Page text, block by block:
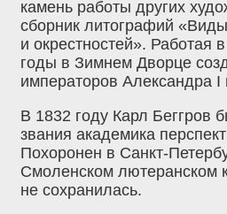
камень работы других
сборник литографий
и окрестностей». Работая
годы в Зимнем Дворце
императоров Александра I
В 1832 году Карл Беггров
звания академика
Похоронен в Санкт-
Смоленском лютеранском
не сохранилась.